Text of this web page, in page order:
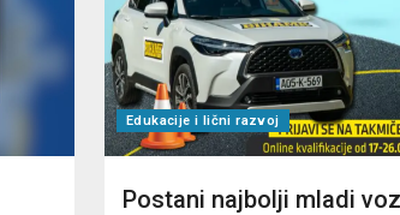
Edukacije i lični razvoj
Postani najbolji mladi